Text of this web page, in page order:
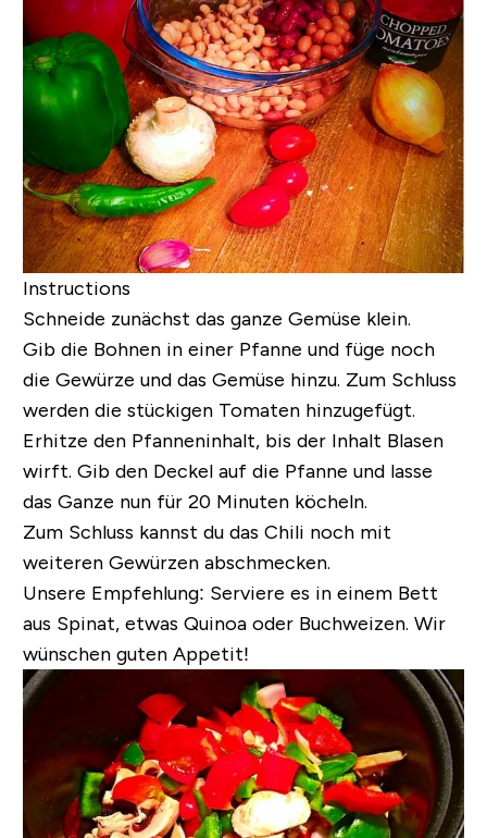
Instructions
Schneide zunächst das ganze Gemüse klein.
Gib die Bohnen in einer Pfanne und füge noch
die Gewürze und das Gemüse hinzu. Zum Schluss
werden die stückigen Tomaten hinzugefügt.
Erhitze den Pfanneninhalt, bis der Inhalt Blasen
wirft. Gib den Deckel auf die Pfanne und lasse
das Ganze nun für 20 Minuten köcheln.
Zum Schluss kannst du das Chili noch mit
weiteren Gewürzen abschmecken.
Unsere Empfehlung: Serviere es in einem Bett
aus Spinat, etwas Quinoa oder Buchweizen. Wir
wünschen guten Appetit!